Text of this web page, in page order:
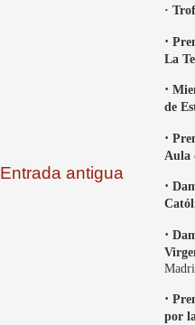
Entrada antigua
·
·
La
·
de
·
Aula
·
·
·
por